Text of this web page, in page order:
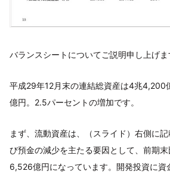
バランスシートについてご説明申し上げま
平成29年12月末の連結総資産は4兆4,200
億円。2.5パーセントの増加です。
まず、流動資産は、（スライド）右側に
び預金の減少を主たる要因として、前期
6,526億円になっています。開発投資に資